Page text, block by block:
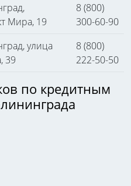
Мира, 19
8 (800)
300-60-90
улица
39
8 (800)
222-50-50
по кредитным